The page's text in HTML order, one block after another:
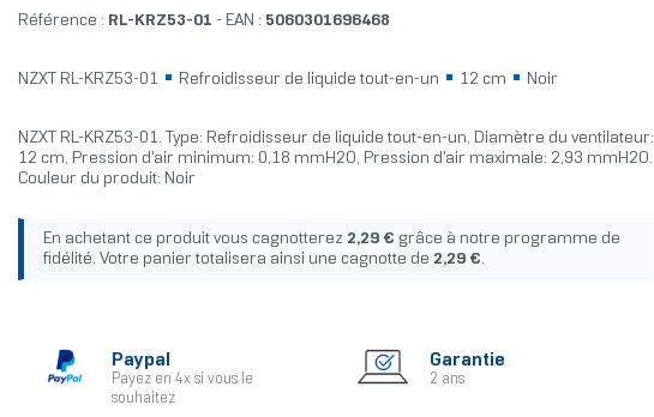
Référence : RL-KRZ53-01 - EAN : 5060301696468
NZXT RL-KRZ53-01 Refroidisseur de liquide tout-en-un 12 cm Noir
NZXT RL-KRZ53-01. Type: Refroidisseur de liquide tout-en-un, Diamètre du ventilateur:
12 cm, Pression d'air minimum: 0,18 mmH2O, Pression d'air maximale: 2,93 mmH2O.
Couleur du produit: Noir
En achetant ce produit vous cagnotterez 2,29 € grâce à notre programme de
fidélité. Votre panier totalisera ainsi une cagnotte de 2,29 €.
Paypal
Payez en 4x si vous le
souhaitez
Garantie
2 ans